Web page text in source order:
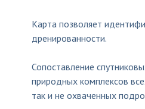
Карта позволяет
дренированности.
Сопоставление
природных комплексов
так и не охваченных